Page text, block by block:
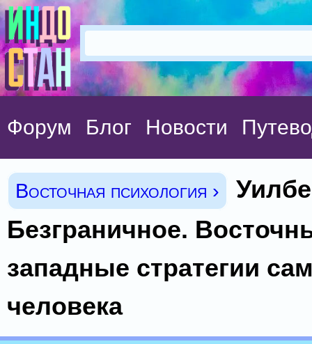
Форум Блог Новости
Восточная психология ›
Безграничное.
западные стратегии
человека